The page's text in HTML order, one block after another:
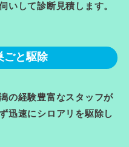
いして診断見積します。
ごと駆除
の経験豊富なスタッフが
迅速にシロアリを駆除し